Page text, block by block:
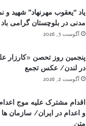
یاد “یعقوب مهرنهاد” شهید و
مدنی در بلوچستان گرامی باد
آگوست 3, 2026
پنجمین روز تحصن «کارزار
در لندن/ عکس تجمع
آگوست 2, 2026
اقدام مشترک علیه موج
و اعدام در ایران/ سازمان
متن